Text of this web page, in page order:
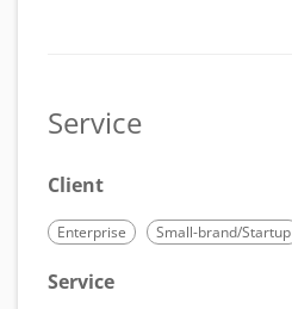
Service
Client
Enterprise Small-brand/Startup
Service